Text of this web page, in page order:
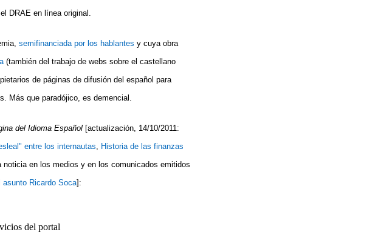
DRAE en línea original.
semifinanciada por los hablantes y cuya obra
(también del trabajo de webs sobre el castellano
de páginas de difusión del español para
Más que paradójico, es demencial.
del Idioma Español [actualización, 14/10/2011:
entre los internautas
Historia de las finanzas
noticia en los medios y en los comunicados emitidos
Ricardo Soca]:
del portal